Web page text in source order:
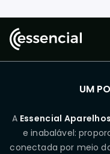
UM
A Essencial
e inabalável:
conectada por meio